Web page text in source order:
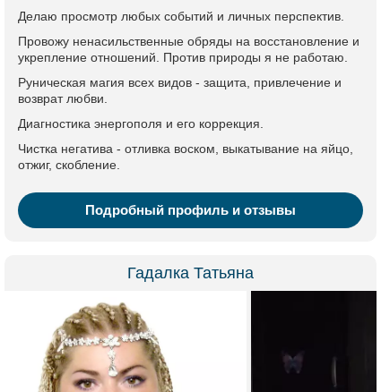
Делаю просмотр любых событий и личных перспектив.
Провожу ненасильственные обряды на восстановление и
укрепление отношений. Против природы я не работаю.
Руническая магия всех видов - защита, привлечение и
возврат любви.
Диагностика энергополя и его коррекция.
Чистка негатива - отливка воском, выкатывание на яйцо,
отжиг, скобление.
Подробный профиль и отзывы
Гадалка Татьяна